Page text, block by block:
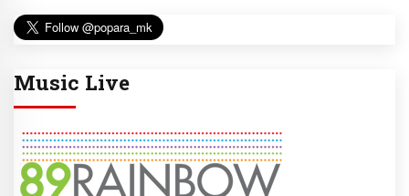
Music Live